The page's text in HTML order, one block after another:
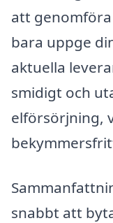
att
bara uppge
aktuella
smidigt och
elförsörjning,
snabbt att